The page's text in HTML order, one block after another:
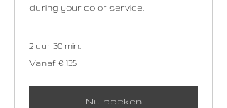
during your color service.
2 uur 30 min.
135
Vanaf € 135
Nu boeken